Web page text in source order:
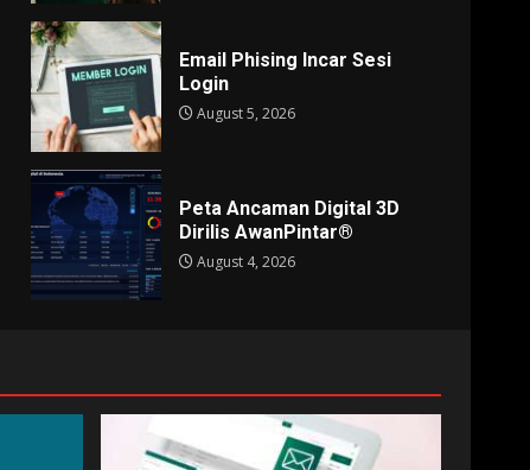
Email Phising Incar Sesi
Login
August 5, 2026
Peta Ancaman Digital 3D
Dirilis AwanPintar®
August 4, 2026